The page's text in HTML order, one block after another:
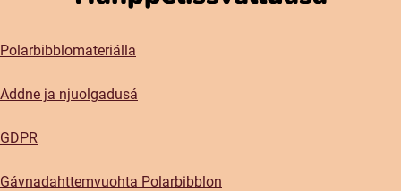
Polarbibblomateriálla
Addne ja njuolgadusá
GDPR
Gávnadahttemvuohta Polarbibblon